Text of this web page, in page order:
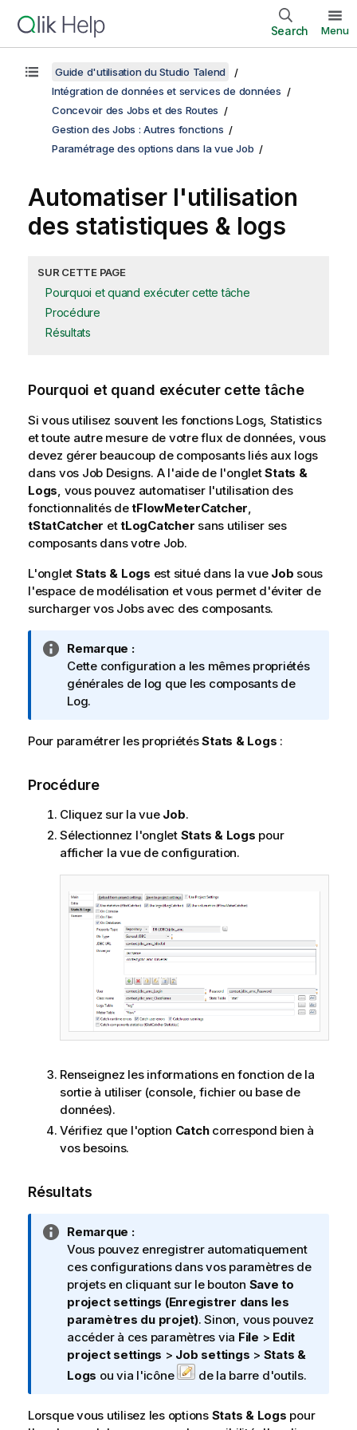
Search Menu
Guide d'utilisation du Studio Talend
Intégration de données et services de données
Concevoir des Jobs et des Routes
Gestion des Jobs : Autres fonctions
Paramétrage des options dans la vue Job
Automatiser l'utilisation
des statistiques & logs
SUR CETTE PAGE
Pourquoi et quand exécuter cette tâche
Procédure
Résultats
Pourquoi et quand exécuter cette tâche
Si vous utilisez souvent les fonctions Logs, Statistics
et toute autre mesure de votre flux de données, vous
devez gérer beaucoup de composants liés aux logs
dans vos Job Designs. A l'aide de l'ongletStats &
Logs, vous pouvez automatiser l'utilisation des
fonctionnalités detFlowMeterCatcher,
tStatCatcher ettLogCatcher sans utiliser ses
composants dans votre Job.
L'onglet Stats & Logs est situé dans la vue Job sous
l'espace de modélisation et vous permet d'éviter de
surcharger vos Jobs avec des composants.
N
o
t
e
n
r
m
a
t
i
o
n
s
Remarque :
Cette configuration a les mêmes propriétés
générales de log que les composants de
Log.
Pour paramétrer les propriétésStats & Logs :
Procédure
Cliquez sur la vue Job.
Sélectionnez l'onglet Stats & Logs pour
afficher la vue de configuration.
Renseignez les informations en fonction de la
sortie à utiliser (console, fichier ou base de
données).
Vérifiez que l'option Catchcorrespond bien à
vos besoins.
Résultats
N
o
t
e
I
n
f
o
r
Remarque :
Vous pouvez enregistrer automatiquement
ces configurations dans vos paramètres de
projets en cliquant sur le bouton Save to
project settings (Enregistrer dans les
paramètres du projet). Sinon, vous pouvez
accéder à ces paramètres via File > Edit
project settings > Job settings > Stats &
Logs ou via l'icône de la barre d'outils.
Lorsque vous utilisez les options Stats & Logs pour